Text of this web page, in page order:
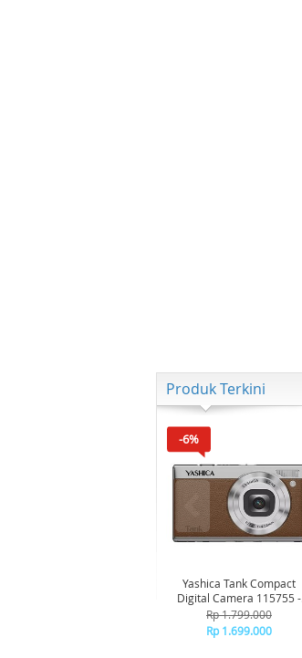
Produk Terkini
-6%
Yashica Tank Compact
Digital Camera 115755 -
Brown
Rp 1.799.000
Rp 1.699.000